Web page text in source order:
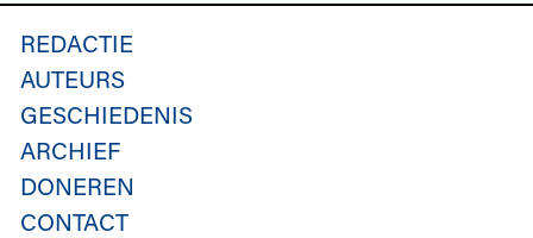
REDACTIE
AUTEURS
GESCHIEDENIS
ARCHIEF
DONEREN
CONTACT